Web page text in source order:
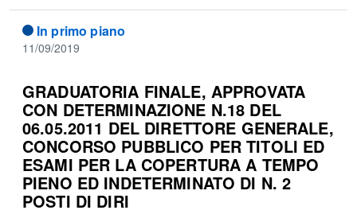
In primo piano
11/09/2019
GRADUATORIA FINALE, APPROVATA
CON DETERMINAZIONE N.18 DEL
06.05.2011 DEL DIRETTORE GENERALE,
CONCORSO PUBBLICO PER TITOLI ED
ESAMI PER LA COPERTURA A TEMPO
PIENO ED INDETERMINATO DI N. 2
POSTI DI DIRI